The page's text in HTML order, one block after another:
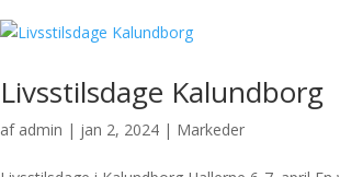
Livsstilsdage Kalundborg
af admin | jan 2, 2024 | Markeder